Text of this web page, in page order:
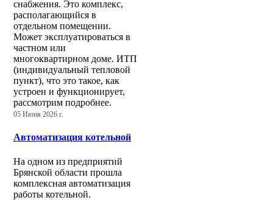
снабжения. Это комплекс,
располагающийся в
отдельном помещении.
Может эксплуатироваться в
частном или
многоквартирном доме. ИТП
(индивидуальный тепловой
пункт), что это такое, как
устроен и функционирует,
рассмотрим подробнее.
05 Июня 2026 г.
Автоматизация котельной
На одном из предприятий
Брянской области прошла
комплексная автоматизация
работы котельной.